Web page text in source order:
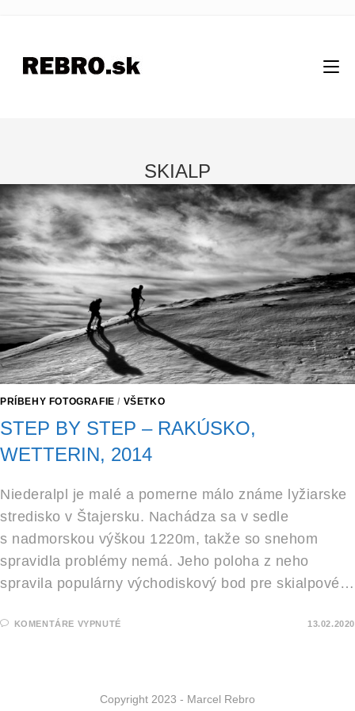
SKIALP
PRÍBEHY FOTOGRAFIE / VŠETKO
STEP BY STEP – RAKÚSKO,
WETTERIN, 2014
Niederalpl je malé a pomerne málo známe lyžiarske
stredisko v Štajersku. Nachádza sa v sedle
s nadmorskou výškou 1220m, takže so snehom
spravidla problémy nemá. Jeho poloha z neho
spravila populárny východiskový bod pre skialpové…
KOMENTÁRE VYPNUTÉNA
2014
13.02.2020
Copyright 2023 - Marcel Rebro